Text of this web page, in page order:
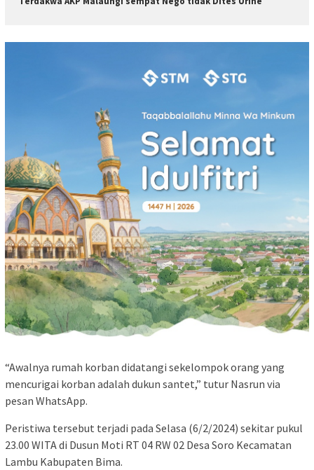
“Awalnya rumah korban didatangi sekelompok orang yang
mencurigai korban adalah dukun santet,” tutur Nasrun via
pesan WhatsApp.
Peristiwa tersebut terjadi pada Selasa (6/2/2024) sekitar pukul
23.00 WITA di Dusun Moti RT 04 RW 02 Desa Soro Kecamatan
Lambu Kabupaten Bima.